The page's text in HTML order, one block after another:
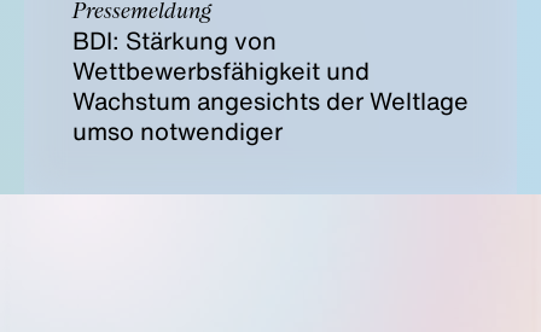
Pressemeldung
BDI: Stärkung von
Wettbewerbsfähigkeit und
Wachstum angesichts der Weltlage
umso notwendiger